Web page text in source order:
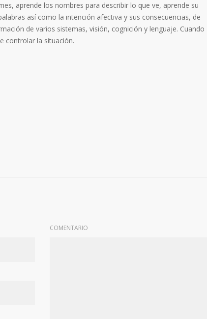
aprende los nombres para describir lo que ve, aprende su
así como la intención afectiva y sus consecuencias, de
de varios sistemas, visión, cognición y lenguaje. Cuando
controlar la situación.
COMENTARIO